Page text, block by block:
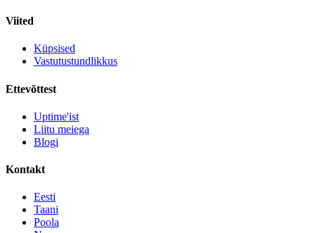
Viited
Küpsised
Vastutustundlikkus
Ettevõttest
Uptime'ist
Liitu meiega
Blogi
Kontakt
Eesti
Taani
Poola